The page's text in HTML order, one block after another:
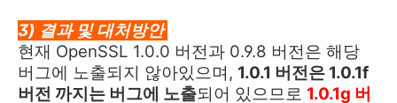
3) 결과 및 대처방안
현재 OpenSSL 1.0.0 버전과 0.9.8 버전은 해당
버그에 노출되지 않아있으며, 1.0.1 버전은 1.0.1f
버전 까지는 버그에 노출되어 있으므로 1.0.1g 버